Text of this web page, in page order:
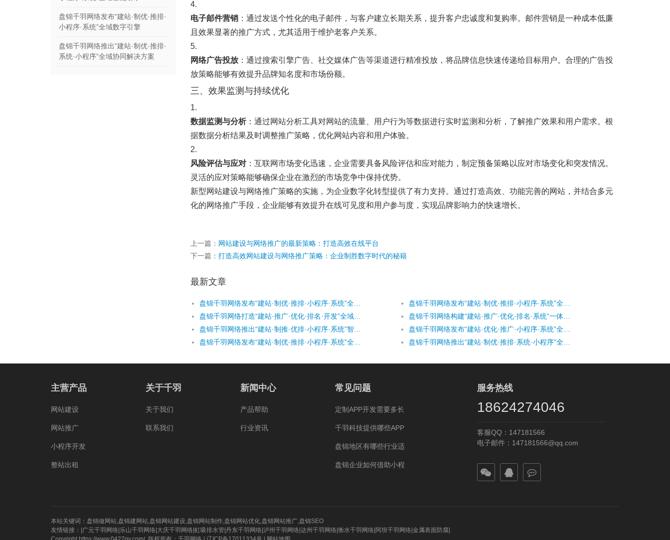
4.
电子邮件营销 ：通过发送个性化的电子邮件，与客户建立长期关系，提升客户忠诚度和复购率。邮件营销是一种成本低廉
且效果显著的推广方式，尤其适用于维护老客户关系。
5.
网络广告投放 ：通过搜索引擎广告、社交媒体广告等渠道进行精准投放，将品牌信息快速传递给目标用户。合理的广告投
放策略能够有效提升品牌知名度和市场份额。
三、效果监测与持续优化
1.
数据监测与分析：通过网站分析工具对网站的流量、用户行为等数据进行实时监测和分析，了解推广效果和用户需求。根
据数据分析结果及时调整推广策略，优化网站内容和用户体验。
2.
风险评估与应对 ：互联网市场变化迅速，企业需要具备风险评估和应对能力，制定预备策略以应对市场变化和突发情况。
灵活的应对策略能够确保企业在激烈的市场竞争中保持优势。
新型网站建设与网络推广策略的实施，为企业数字化转型提供了有力支持。通过打造高效、功能完善的网站，并结合多元
化的网络推广手段，企业能够有效提升在线可见度和用户参与度，实现品牌影响力的快速增长。
上一篇： 网站建设与网络推广的最新策略：打造高效在线平台
下一篇： 打造高效网站建设与网络推广策略：企业制胜数字时代的秘籍
最新文章
盘锦千羽网络发布“建站·制优·推排·
小程序·系统”全域数字引擎
盘锦千羽网络推出“建站·制优·推排·
系统·小程序”全域协同解决方案
主营产品
网站建设
网站推广
小程序开发
整站出租
关于千羽
关于我们
联系我们
新闻中心
产品帮助
行业资讯
常见问题
定制APP开发需要多长
千羽科技提供哪些APP
盘锦地区有哪些行业适
盘锦企业如何借助小程
服务热线
18624274046
客服QQ：147181566
电子邮件：147181566@qq.com
本站关键词： 盘锦做网站,盘锦建网站,盘锦网站建设,盘锦网站制作,盘锦网站优化,盘锦网站推广,盘锦SEO
友情链接：| 广元千羽网络 乐山千羽网络 大庆千羽网络 虹吸排水管 丹东千羽网络 泸州千羽网络 达州千羽网络 衡水千羽网络 阿坝千羽网络 金属表面防腐